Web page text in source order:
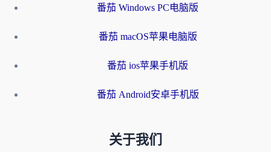
番茄 Windows PC电脑版
番茄 macOS苹果电脑版
番茄 ios苹果手机版
番茄 Android安卓手机版
关于我们